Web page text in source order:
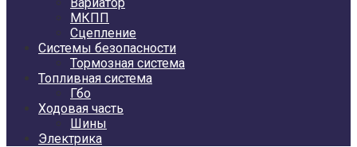
МКПП
Сцепление
Системы безопасности
Тормозная система
Топливная система
Гбо
Ходовая часть
Шины
Электрика